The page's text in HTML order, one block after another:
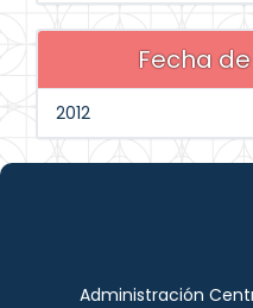
Fecha
2012
Administración